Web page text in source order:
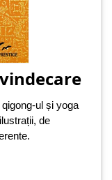
ul și yoga
de